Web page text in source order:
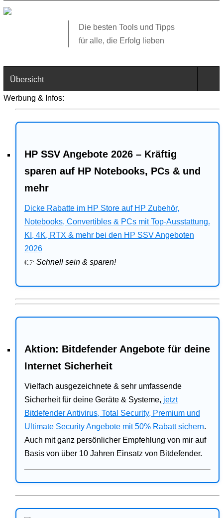
Die besten Tools und Tipps
für alle, die Erfolg lieben
Übersicht
Web
Business
Angebote
Bitdefender
Ratgeber
Werbung & Infos:
HP SSV Angebote 2026 – Kräftig
sparen auf HP Notebooks, PCs & und
mehr
Dicke Rabatte im HP Store auf HP Zubehör,
Notebooks, Convertibles & PCs mit Top-Ausstattung.
KI, 4K, RTX & mehr bei den HP SSV Angeboten
2026
👉 Schnell sein & sparen!
Aktion: Bitdefender Angebote für deine
Internet Sicherheit
Vielfach ausgezeichnete & sehr umfassende
Sicherheit für deine Geräte & Systeme, jetzt
Bitdefender Antivirus, Total Security, Premium und
Ultimate Security Angebote mit 50% Rabatt sichern.
Auch mit ganz persönlicher Empfehlung von mir auf
Basis von über 10 Jahren Einsatz von Bitdefender.